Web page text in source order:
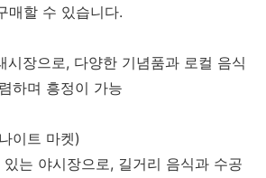
매할 수 있습니다.
시장으로, 다양한 기념품과 로컬 음식
하며 흥정이 가능
이트 마켓)
는 야시장으로, 길거리 음식과 수공